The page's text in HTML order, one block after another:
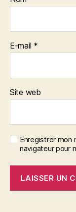
E-mail *
Site web
Enregistrer mon
navigateur pour